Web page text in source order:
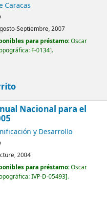
Caracas
Septiembre, 2007
para préstamo:Oscar
F-0134 .
Nacional para el
y Desarrollo
2004
para préstamo:Oscar
IVP-D-05493 .